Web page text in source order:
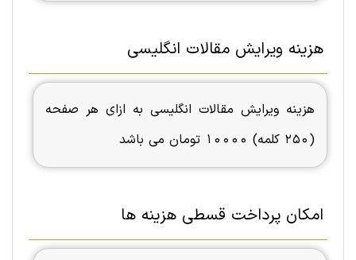
هزینه ویرایش مقالات انگلیسی
هزینه ویرایش مقالات انگلیسی به ازای هر صفحه
(250 کلمه) 10000 تومان می باشد
امکان پرداخت قسطی هزینه ها